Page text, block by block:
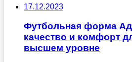
17.12.2023
Футбольная форма
качество и комфорт
высшем уровне